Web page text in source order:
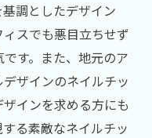
調としたデザイン
スでも悪目立ちせず
す。また、地元のア
ザインのネイルチッ
インを求める方にも
る素敵なネイルチッ